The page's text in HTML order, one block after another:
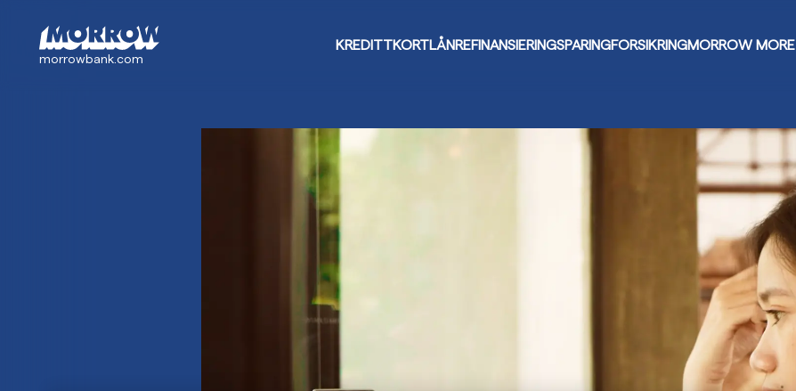
hovedinnhold
morrowbank.com
KREDITTKORTLÅNREFINANSIERINGSPARINGFORSIKRINGMORROW MORE